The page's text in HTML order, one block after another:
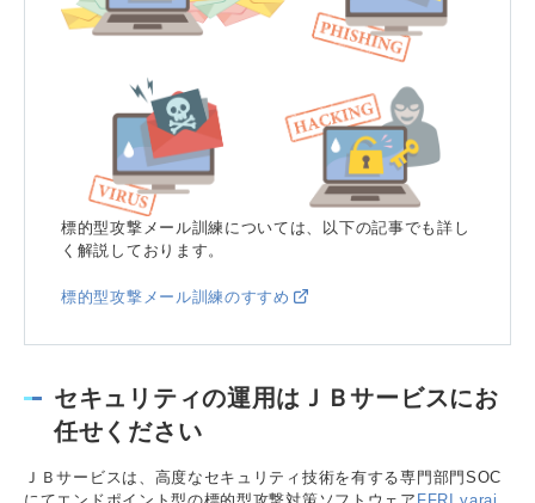
標的型攻撃メール訓練については、以下の記事でも詳し
く解説しております。
標的型攻撃メール訓練のすすめ
セキュリティの運用はＪＢサービスにお
任せください
ＪＢサービスは、高度なセキュリティ技術を有する専門部門SOC